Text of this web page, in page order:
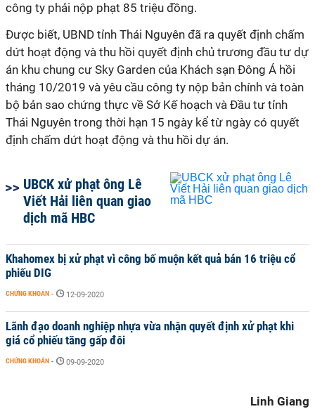
công ty phải nộp phạt 85 triệu đồng.
Được biết, UBND tỉnh Thái Nguyên đã ra quyết định chấm
dứt hoạt động và thu hồi quyết định chủ trương đầu tư dự
án khu chung cư Sky Garden của Khách sạn Đông Á hồi
tháng 10/2019 và yêu cầu công ty nộp bản chính và toàn
bộ bản sao chứng thực về Sở Kế hoạch và Đầu tư tỉnh
Thái Nguyên trong thời hạn 15 ngày kể từ ngày có quyết
định chấm dứt hoạt động và thu hồi dự án.
UBCK xử phạt ông Lê
Viết Hải liên quan giao
dịch mã HBC
Khahomex bị xử phạt vì công bố muộn kết quả bán 16 triệu cổ
phiếu DIG
CHỨNG KHOÁN - 12-09-2020
Lãnh đạo doanh nghiệp nhựa vừa nhận quyết định xử phạt khi
giá cổ phiếu tăng gấp đôi
CHỨNG KHOÁN - 09-09-2020
Linh Giang